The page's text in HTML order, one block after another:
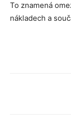
To znamená
nákladech a